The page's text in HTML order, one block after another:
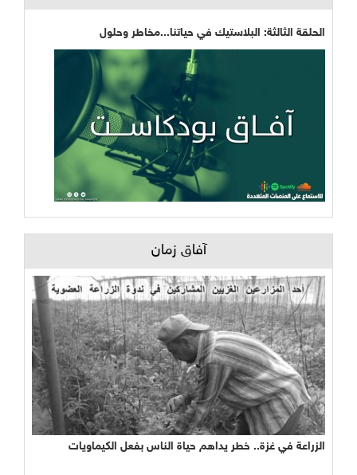
الحلقة الثالثة: البلاستيك في حياتنا...مخاطر وحلول
آفاق زمان
الزراعة في غزة.. خطر يداهم حياة الناس بفعل الكيماويات